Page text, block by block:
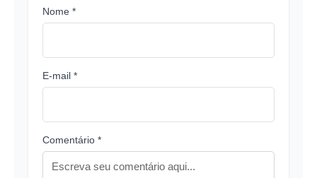
Nome *
E-mail *
Comentário *